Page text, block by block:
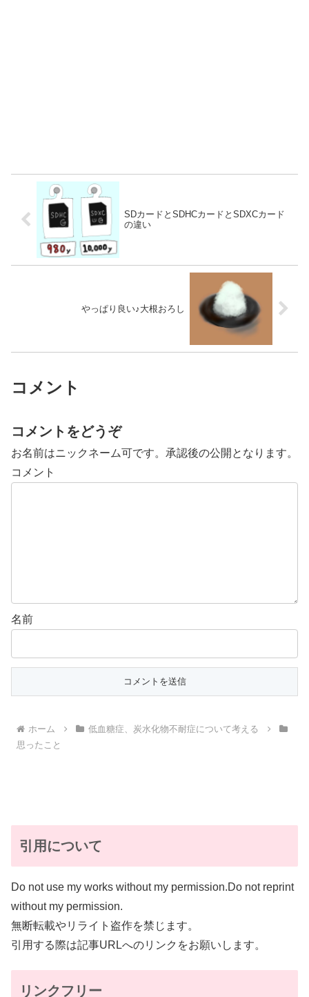
SDカードとSDHCカードとSDXCカード
の違い
やっぱり良い♪大根おろし
コメント
コメントをどうぞ
お名前はニックネーム可です。承認後の公開となります。
コメント
名前
ホーム
低血糖症、炭水化物不耐症について考える
思ったこと
引用について
Do not use my works without my permission.Do not reprint
without my permission.
無断転載やリライト盗作を禁じます。
引用する際は記事URLへのリンクをお願いします。
リンクフリー